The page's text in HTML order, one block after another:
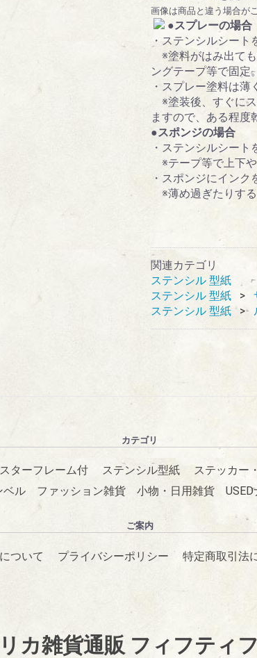
画像は商品と違う場合が
●スプレーの場合
・ステンシルシート
※塗料がはみ出て
ングテープ等で固定。
・スプレー塗料は薄
※塗装後、すぐに
ますので、ある程度
●スポンジの場合
・ステンシルシート
※テープ等で上下や
・スポンジにインク
※薄め過ぎたりする
関連カテゴリ
ステンシル 型紙
ステンシル 型紙
ステンシル 型紙
カテゴリ
ターフレーム付 ステンシル型紙 ステッカー
ベル
ファッション雑貨 小物・日用雑貨
ご案内
ついて プライバシーポリシー 特定商取引法
カ雑貨通販 フィフティ